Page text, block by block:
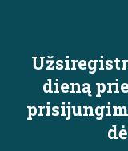
dieną